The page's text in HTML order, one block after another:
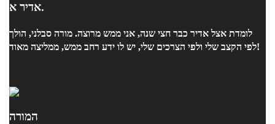
אדיר א.
לומדת אצל אדיר כבר חצי שנה, אני ממש מרוצה. מורה סבלני, הולך
לפי הקצב שלי ולפי הצרכים שלי, יש לו ידע רחב ממש, ממליצה מאוד!
המורה